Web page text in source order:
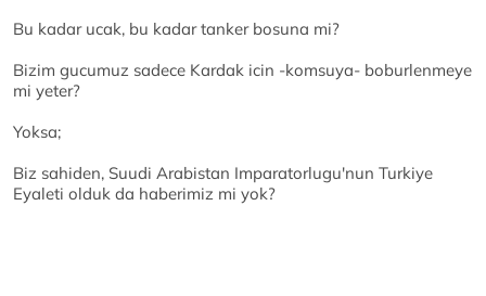
Bu kadar ucak, bu kadar tanker bosuna mi?
Bizim gucumuz sadece Kardak icin -komsuya- boburlenmeye
mi yeter?
Yoksa;
Biz sahiden, Suudi Arabistan Imparatorlugu'nun Turkiye
Eyaleti olduk da haberimiz mi yok?